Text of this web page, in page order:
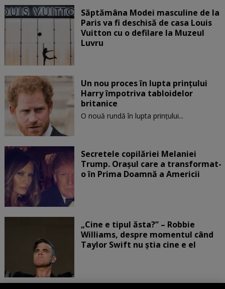
Săptămâna Modei masculine de la
Paris va fi deschisă de casa Louis
Vuitton cu o defilare la Muzeul
Luvru
Un nou proces în lupta prinţului
Harry împotriva tabloidelor
britanice
O nouă rundă în lupta prinţului...
Secretele copilăriei Melaniei
Trump. Orașul care a transformat-
o în Prima Doamnă a Americii
„Cine e tipul ăsta?” – Robbie
Williams, despre momentul când
Taylor Swift nu știa cine e el